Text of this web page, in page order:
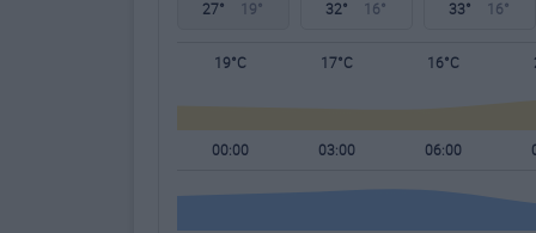
27° 19° 32° 16° 33° 16°
19°C 17°C 16°C
00:00 03:00 06:00